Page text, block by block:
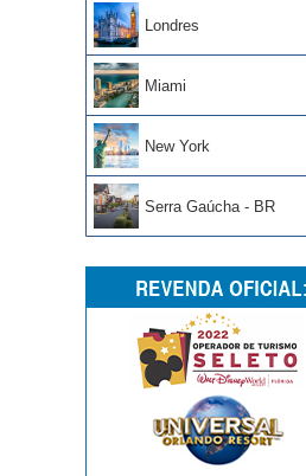
Londres
Miami
New York
Serra Gaúcha - BR